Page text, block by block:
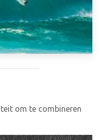
om te combineren